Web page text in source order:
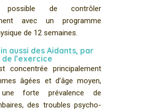
de contrôler
avec un programme
de 12 semaines.
aussi des Aidants, par
l’exercice
concentrée principalement
âgées et d’âge moyen,
une forte prévalence de
des troubles psycho-